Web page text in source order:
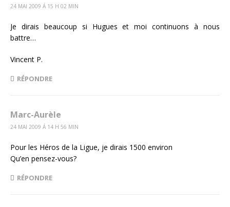
24 MAI 2009 Á 15 H 02 MIN
Je dirais beaucoup si Hugues et moi continuons à nous
battre…
Vincent P.
RÉPONDRE
Marc-Aurèle
24 MAI 2009 Á 14 H 56 MIN
Pour les Héros de la Ligue, je dirais 1500 environ
Qu’en pensez-vous?
RÉPONDRE